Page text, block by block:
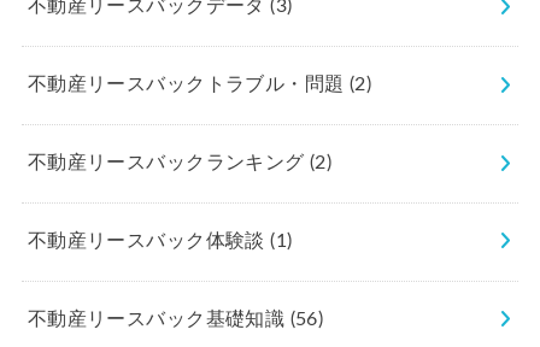
不動産リースバックデータ(3)
不動産リースバックトラブル・問題 (2)
不動産リースバックランキング(2)
不動産リースバック体験談(1)
不動産リースバック基礎知識 (56)